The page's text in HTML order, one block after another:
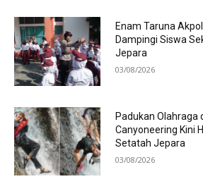
Enam Taruna
Dampingi Siswa
Jepara
03/08/2026
Padukan Olahraga
Canyoneering Kini
Setatah Jepara
03/08/2026